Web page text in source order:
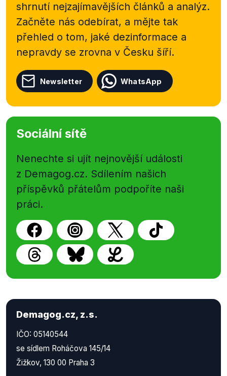
shrnutí nejzajímavějších článků a analýz.
Začněte nás odebírat, a mějte tak
přehled o tom, jaké dezinformace a
nepravdy se zrovna v Česku šíří.
Newsletter WhatsApp
Sociální sítě
Nenechte si ujít nejnovější události
z Demagog.cz. Sdílením našich
příspěvků přátelům podpoříte naši
práci.
Demagog.cz, z.s.
IČO: 05140544
se sídlem Roháčova 145/14
Žižkov, 130 00 Praha 3